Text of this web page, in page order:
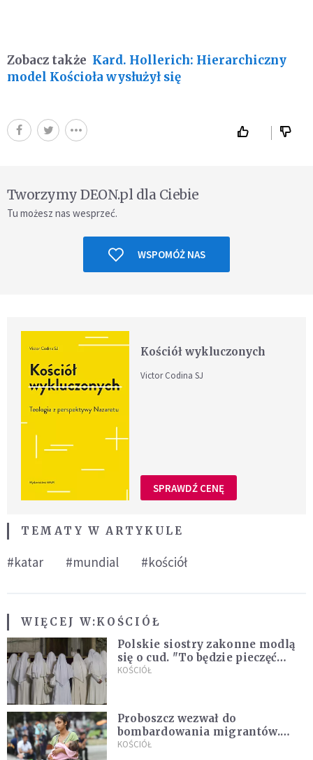
Zobacz także Kard. Hollerich: Hierarchiczny
model Kościoła wysłużył się
Tworzymy DEON.pl dla Ciebie
Tu możesz nas wesprzeć.
WSPOMÓŻ NAS
Kościół wykluczonych
Victor Codina SJ
SPRAWDŹ CENĘ
TEMATY W ARTYKULE
#katar #mundial #kościół
WIĘCEJ W:KOŚCIÓŁ
Polskie siostry zakonne modlą
się o cud. "To będzie pieczęć
Pana Boga dla naszej wiary"
KOŚCIÓŁ
Proboszcz wezwał do
bombardowania migrantów.
"Masowy ogień przeciwko
KOŚCIÓŁ